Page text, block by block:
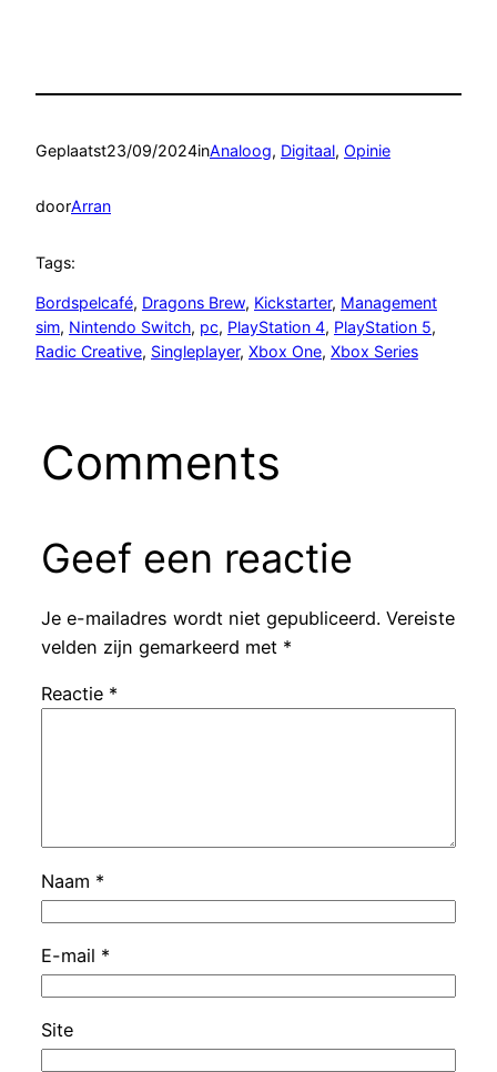
Geplaatst23/09/2024inAnaloog, Digitaal, Opinie
doorArran
Tags:
Bordspelcafé, Dragons Brew, Kickstarter, Management
sim, Nintendo Switch, pc, PlayStation 4, PlayStation 5
Radic Creative, Singleplayer, Xbox One, Xbox Series
Comments
Geef een reactie
Je e-mailadres wordt niet gepubliceerd. Vereiste
velden zijn gemarkeerd met *
Reactie *
Naam *
E-mail *
Site